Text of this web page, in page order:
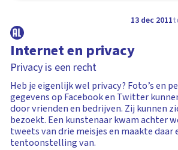
13 dec 2011
Internet en privacy
Privacy is een recht
Heb je eigenlijk wel privacy? Foto’s en
gegevens op Facebook en Twitter
door vrienden en bedrijven. Zij kunnen
bezoekt. Een kunstenaar kwam achter
tweets van drie meisjes en maakte daar
tentoonstelling van.